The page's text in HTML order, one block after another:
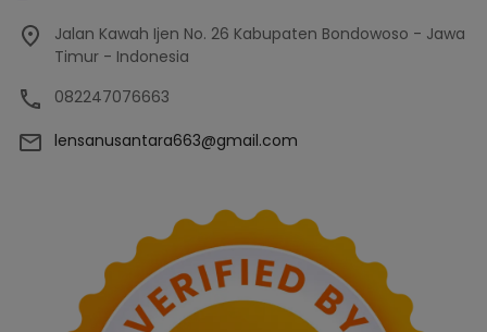
Jalan Kawah Ijen No. 26 Kabupaten Bondowoso - Jawa
Timur - Indonesia
082247076663
lensanusantara663@gmail.com